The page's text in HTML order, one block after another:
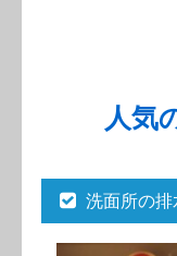
人気
洗面所の